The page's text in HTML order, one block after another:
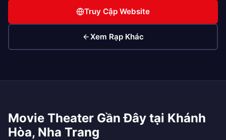
Truy Cập Website
Xem Rạp Khác
Movie Theater Gần Đây tại Khánh
Hòa, Nha Trang